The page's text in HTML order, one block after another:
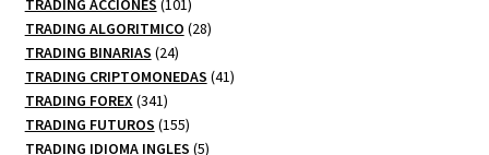
TRADING ACCIONES 101
productos
TRADING ALGORITMICO 2828
TRADING BINARIAS 2424
productos
TRADING CRIPTOMONEDAS 4141
TRADING FOREX 341341
productos
TRADING FUTUROS 155155
productos
TRADING IDIOMA INGLES 55